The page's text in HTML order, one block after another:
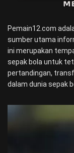
Pemain12.com
sumber utama
ini merupakan
sepak bola untuk
pertandingan,
dalam dunia sepak